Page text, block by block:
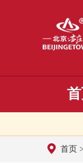
首页 >